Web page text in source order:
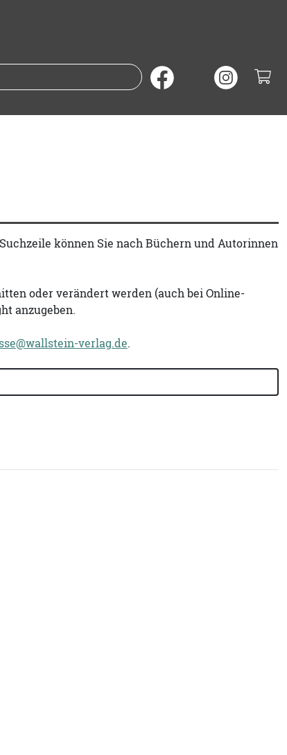
Suche nach Büchern oder
können Sie nach Büchern und Autorinnen
oder verändert werden (auch bei Online-
anzugeben.
verlag.de.